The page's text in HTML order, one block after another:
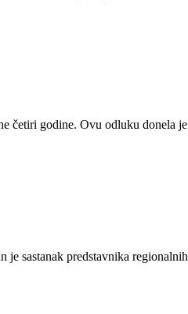
četiri godine. Ovu odluku donela je
sastanak predstavnika regionalnih